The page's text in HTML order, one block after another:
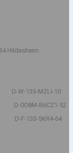
Hildesheim
W-133-MZLI-10
B6CZ1-52
F-133-5KR4-64